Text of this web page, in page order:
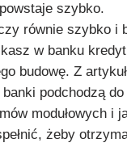
szybko.
równie szybko i
w banku kredyt
budowę. Z
podchodzą do
modułowych i
żeby